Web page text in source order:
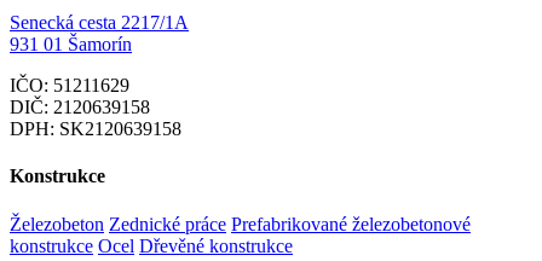
Senecká cesta 2217/1A
931 01 Šamorín
IČO: 51211629
DIČ: 2120639158
DPH: SK2120639158
Konstrukce
Železobeton Zednické práce Prefabrikované železobetonové
konstrukce Ocel Dřevěné konstrukce